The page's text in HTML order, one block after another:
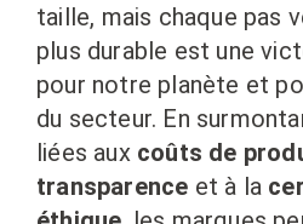
taille, mais chaque pas
plus durable est une
pour notre planète et
du secteur. En
liées aux coûts de
transparence et à la